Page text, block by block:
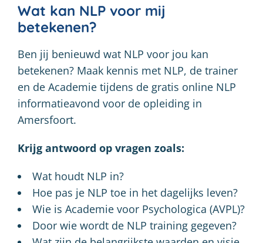
Wat kan NLP voor mij
betekenen?
Ben jij benieuwd wat NLP voor jou kan
betekenen? Maak kennis met NLP, de trainer
en de Academie tijdens de gratis online NLP
informatieavond voor de opleiding in
Amersfoort.
Krijg antwoord op vragen zoals:
Wat houdt NLP in?
Hoe pas je NLP toe in het dagelijks leven?
Wie is Academie voor Psychologica (AVPL)?
Door wie wordt de NLP training gegeven?